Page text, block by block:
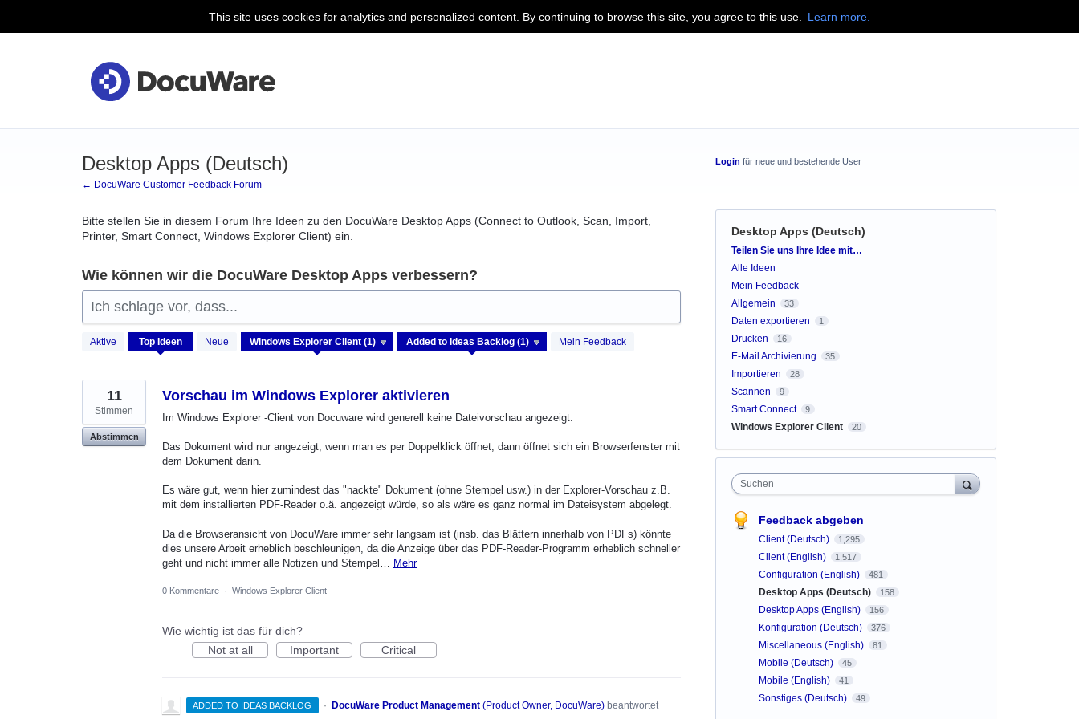
This site uses cookies for analytics and personalized content. By continuing to browse this site, you agree to this use. Learn more.
Desktop Apps (Deutsch)
← DocuWare Customer Feedback Forum
Bitte stellen Sie in diesem Forum Ihre Ideen zu den DocuWare Desktop Apps (Connect to Outlook, Scan, Import,
Printer, Smart Connect, Windows Explorer Client) ein.
Wie können wir die DocuWare Desktop Apps verbessern?
Ich schlage vor, dass...
Aktive Top Ideen Neue Mein Feedback
Ergebnis
Vorschau im Windows Explorer aktivieren
Im Windows Explorer -Client von Docuware wird generell keine Dateivorschau angezeigt.
Das Dokument wird nur angezeigt, wenn man es per Doppelklick öffnet, dann öffnet sich ein Browserfenster mit
dem Dokument darin.
Es wäre gut, wenn hier zumindest das "nackte" Dokument (ohne Stempel usw.) in der Explorer-Vorschau z.B.
mit dem installierten PDF-Reader o.ä. angezeigt würde, so als wäre es ganz normal im Dateisystem abgelegt.
Da die Browseransicht von DocuWare immer sehr langsam ist (insb. das Blättern innerhalb von PDFs) könnte
dies unsere Arbeit erheblich beschleunigen, da die Anzeige über das PDF-Reader-Programm erheblich schneller
geht und nicht immer alle Notizen und Stempel… Mehr
11
Stimmen
Abstimmen
0 Kommentare · Windows Explorer Client
Wie wichtig ist das für dich?
Not at all
Important Critical
ADDED TO IDEAS BACKLOG · DocuWare Product Management (Product Owner, DocuWare)beantwortet
Login für neue und bestehende User
Desktop Apps (Deutsch)
Kategorien
Teilen Sie uns Ihre Idee mit…
Alle Ideen
Mein Feedback
Allgemein
33
Daten exportieren 1
Drucken 16
E-Mail Archivierung 35
Importieren 28
Scannen 9
Smart Connect 9
Windows Explorer Client 20
Suchen
Feedback abgeben
Client (Deutsch) 1,295
Client (English) 1,517
Configuration (English) 481
Desktop Apps (Deutsch) 158
Desktop Apps (English) 156
Konfiguration (Deutsch) 376
Miscellaneous (English) 81
Mobile (Deutsch) 45
Mobile (English) 41
Sonstiges (Deutsch) 49